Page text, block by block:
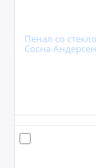
Пенал со
Сосна